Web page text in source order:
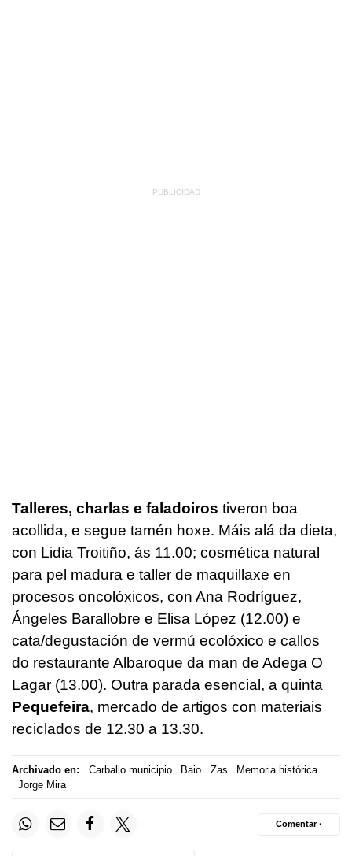
Talleres, charlas e faladoiros tiveron boa
acollida, e segue tamén hoxe. Máis alá da dieta,
con Lidia Troitiño, ás 11.00; cosmética natural
para pel madura e taller de maquillaxe en
procesos oncolóxicos, con Ana Rodríguez,
Ángeles Barallobre e Elisa López (12.00) e
cata/degustación de vermú ecolóxico e callos
do restaurante Albaroque da man de Adega O
Lagar (13.00). Outra parada esencial, a quinta
Pequefeira, mercado de artigos con materiais
reciclados de 12.30 a 13.30.
Archivado en: Carballo municipio Baio Zas
Memoria histórica
Jorge Mira
Comentar ·